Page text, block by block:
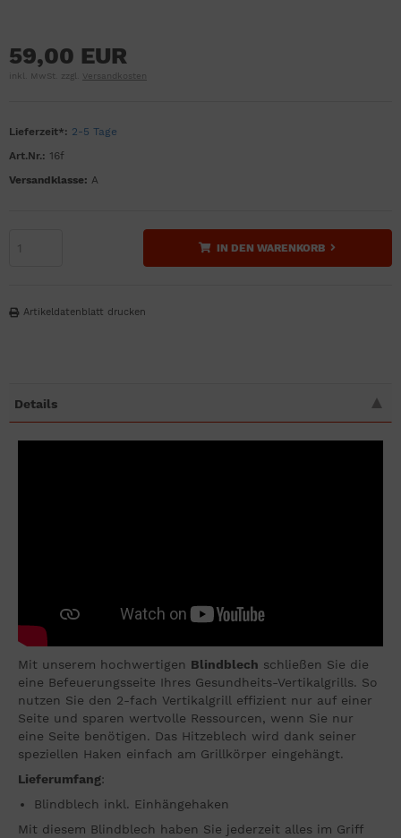
59,00 EUR
inkl. MwSt. zzgl. Versandkosten
Lieferzeit*: 2-5 Tage
Art.Nr.: 16f
Versandklasse: A
IN DEN WARENKORB
Artikeldatenblatt drucken
Details
Mit unserem hochwertigen Blindblech schließen Sie die
eine Befeuerungsseite Ihres Gesundheits-Vertikalgrills. So
nutzen Sie den 2-fach Vertikalgrill effizient nur auf einer
Seite und sparen wertvolle Ressourcen, wenn Sie nur
eine Seite benötigen. Das Hitzeblech wird dank seiner
speziellen Haken einfach am Grillkörper eingehängt.
Lieferumfang:
Blindblech inkl. Einhängehaken
Mit diesem Blindblech haben Sie jederzeit alles im Griff